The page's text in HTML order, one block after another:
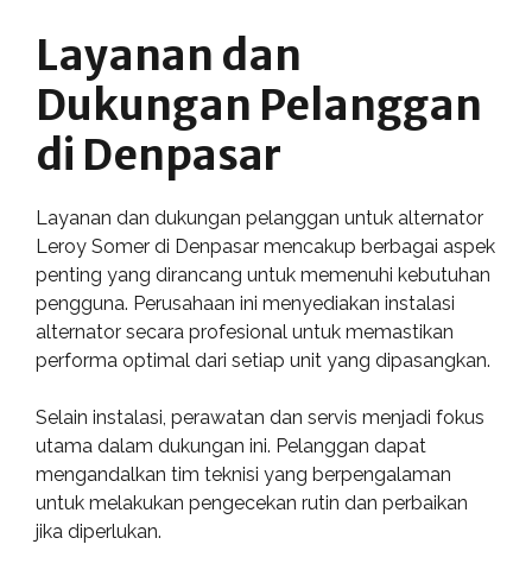
Layanan dan
Dukungan Pelanggan
di Denpasar
Layanan dan dukungan pelanggan untuk alternator
Leroy Somer di Denpasar mencakup berbagai aspek
penting yang dirancang untuk memenuhi kebutuhan
pengguna. Perusahaan ini menyediakan instalasi
alternator secara profesional untuk memastikan
performa optimal dari setiap unit yang dipasangkan.
Selain instalasi, perawatan dan servis menjadi fokus
utama dalam dukungan ini. Pelanggan dapat
mengandalkan tim teknisi yang berpengalaman
untuk melakukan pengecekan rutin dan perbaikan
jika diperlukan.